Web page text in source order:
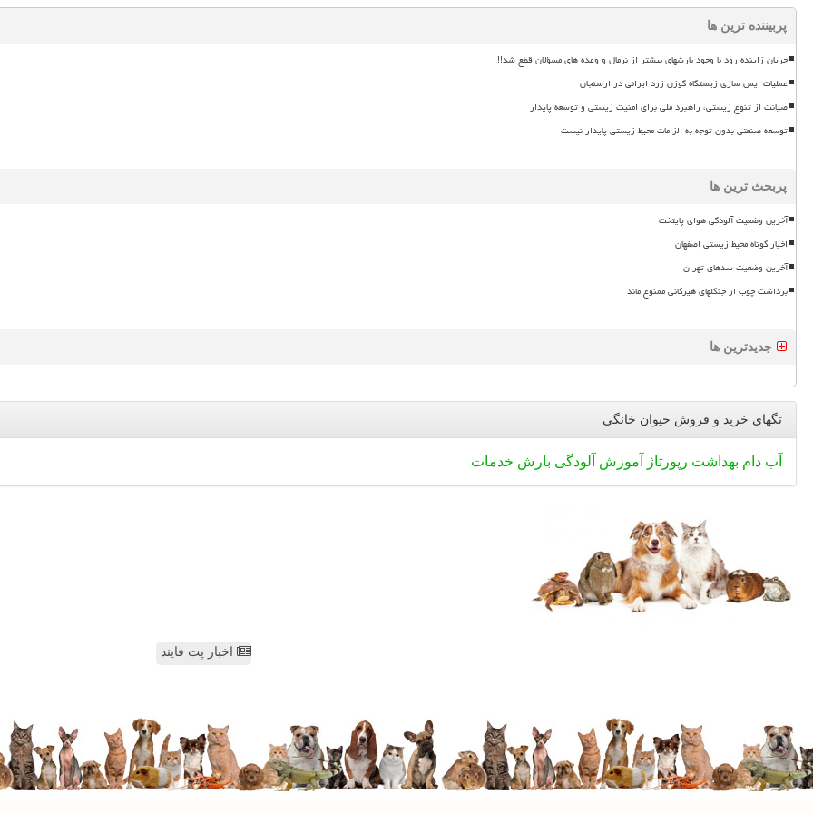
پربیننده ترین ها
جریان زاینده رود با وجود بارشهای بیشتر از نرمال و وعده های مسؤلان قطع شد!!
عملیات ایمن سازی زیستگاه گوزن زرد ایرانی در ارسنجان
صیانت از تنوع زیستی، راهبرد ملی برای امنیت زیستی و توسعه پایدار
توسعه صنعتی بدون توجه به الزامات محیط زیستی پایدار نیست
پربحث ترین ها
آخرین وضعیت آلودگی هوای پایتخت
اخبار کوتاه محیط زیستی اصفهان
آخرین وضعیت سدهای تهران
برداشت چوب از جنگلهای هیرکانی ممنوع ماند
جدیدترین ها
تگهای خرید و فروش حیوان خانگی
آب دام بهداشت رپورتاژ آموزش آلودگی بارش خدمات
اخبار پت فایند